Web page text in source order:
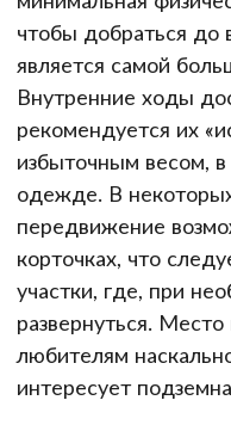
чтобы добраться до
является самой
Внутренние ходы
рекомендуется их
избыточным весом,
одежде. В
передвижение
корточках, что
участки, где, при
развернуться.
любителям
интересует